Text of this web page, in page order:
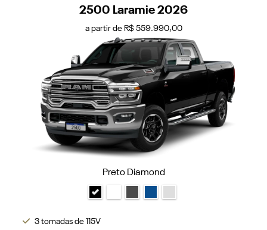
2500 Laramie 2026
a partir de R$ 559.990,00
Preto Diamond
3 tomadas de 115V